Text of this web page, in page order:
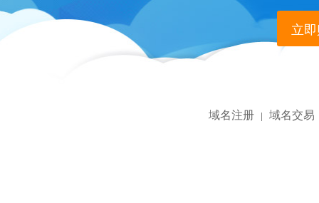
立
域名注册 | 域名交易